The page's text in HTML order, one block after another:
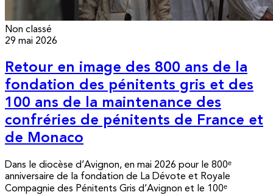
Non classé
29 mai 2026
Retour en image des 800 ans de la
fondation des pénitents gris et des
100 ans de la maintenance des
confréries de pénitents de France et
de Monaco
Dans le diocèse d’Avignon, en mai 2026 pour le 800ᵉ
anniversaire de la fondation de La Dévote et Royale
Compagnie des Pénitents Gris d’Avignon et le 100ᵉ